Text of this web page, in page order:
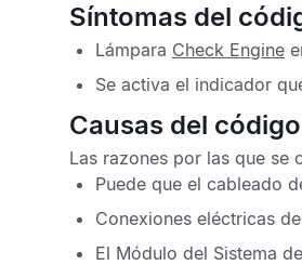
Síntomas del
Lámpara Check Engine
Se activa el indicador
Causas del
Las razones por las que se
Puede que el cableado
Conexiones eléctricas
El Módulo del Sistema